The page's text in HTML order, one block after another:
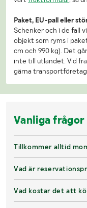
Paket, EU-pall eller
Schenker och i de fall
objekt som ryms i
cm och 990 kg). Det
inte till utlandet. Vid
gärna transportföretag
Vanliga frågor
Tillkommer alltid
Vad är
Vad kostar det att